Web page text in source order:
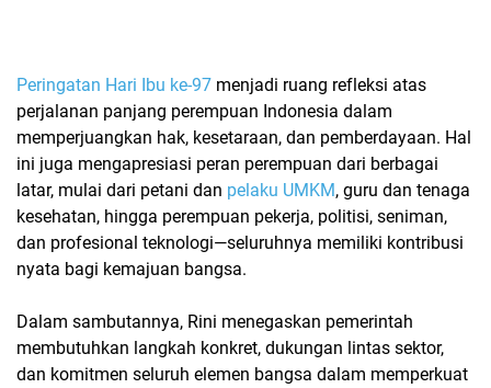
Peringatan Hari Ibu ke-97 menjadi ruang refleksi atas
perjalanan panjang perempuan Indonesia dalam
memperjuangkan hak, kesetaraan, dan pemberdayaan. Hal
ini juga mengapresiasi peran perempuan dari berbagai
latar, mulai dari petani dan pelaku UMKM, guru dan tenaga
kesehatan, hingga perempuan pekerja, politisi, seniman,
dan profesional teknologi—seluruhnya memiliki kontribusi
nyata bagi kemajuan bangsa.
Dalam sambutannya, Rini menegaskan pemerintah
membutuhkan langkah konkret, dukungan lintas sektor,
dan komitmen seluruh elemen bangsa dalam memperkuat